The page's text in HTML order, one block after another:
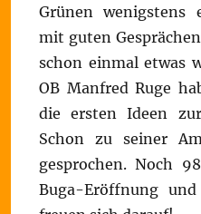
Grünen wenigstens
mit guten
schon einmal etwas
OB Manfred Ruge
die ersten Ideen
Schon zu seiner
gesprochen. Noch
Buga-Eröffnung